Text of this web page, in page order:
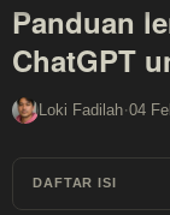
Panduan
ChatGPT
Loki Fadilah·04
DAFTAR ISI